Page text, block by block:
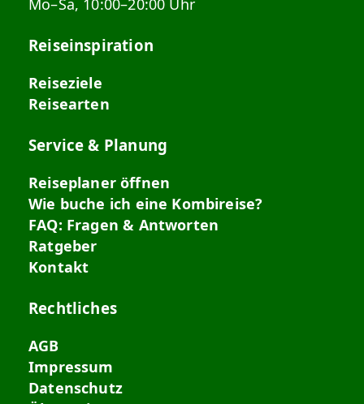
Reiseinspiration
Reiseziele
Reisearten
Service & Planung
Reiseplaner öffnen
Wie buche ich eine Kombireise?
FAQ: Fragen & Antworten
Ratgeber
Kontakt
Rechtliches
AGB
Impressum
Datenschutz